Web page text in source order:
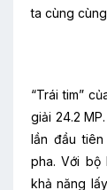
ta cùng
“Trái tim”
giải 24.2
lần đầu
pha. Với bộ
khả năng